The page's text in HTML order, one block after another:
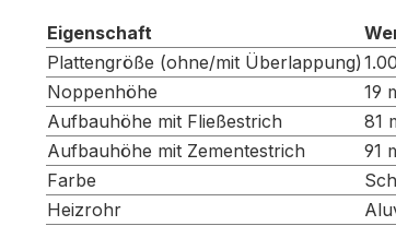
Eigenschaft
Plattengröße (ohne/mit Überlappung)
Noppenhöhe
19
Aufbauhöhe mit Fließestrich
81
Aufbauhöhe mit Zementestrich
91
Farbe
Heizrohr